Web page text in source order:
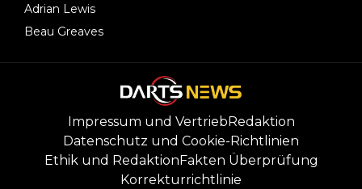
Adrian Lewis
Beau Greaves
Impressum und Vertrieb Redaktion
Datenschutz und Cookie-Richtlinien
Ethik und Redaktion Fakten Überprüfung
Korrekturrichtlinie